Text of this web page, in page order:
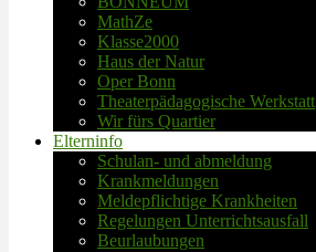
MathZe
Klasse2000
Haus der Natur
Oper Bonn
Theaterpädagogische Werkstatt
Wir fürs Quartier
Elterninfo
Schulan- und abmeldung
Krankmeldungen
Meldepflichtige Krankheiten
Regelungen Unterrichtsausfall
Beurlaubungen